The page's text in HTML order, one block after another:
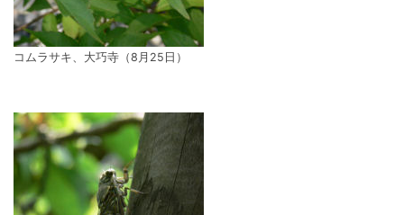
コムラサキ、大巧寺（8月25日）